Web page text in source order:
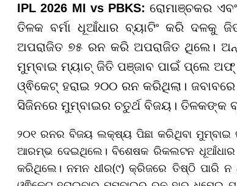
IPL 2026 MI vs PBKS: ରୋମାଞ୍ଚକର
ତିଳକ ବର୍ମା ଧୂଆଁଧାର ବ୍ୟାଟିଂ କରି ଦଳକୁ
ଅପରାଜିତ ୭୫ ରନ କରି ଅପରାଜିତ ଥିଲେ।
ମୁମ୍ବାଇ ମ୍ୟାଚ୍ ଜିତି ପଞ୍ଜାବ ପାଇଁ ପ୍ଲେ
ଓ୍ଵିକେଟ୍ ହରାଇ ୨୦୦ ରନ କରିଥିଲା।
ସିଜିନରେ ମୁମ୍ବାଇର ଚତୁର୍ଥ ବିଜୟ। ତିଳକଙ୍କ
୨୦୧ ରନର ବିଜୟ ଲକ୍ଷ୍ୟ ପିଛା କରିଥିବା ମୁମ୍ବାଇ
ଆରମ୍ଭ ଦେଇଥିଲେ। ବିଶେଷକ ରିକଲଟନ ଧୂଆଁଧାର
କରିଥିଲେ। ନମନ ଧୀର(୯) କ୍ରିଜରେ ତିଷ୍ଠି ପାରି ନ